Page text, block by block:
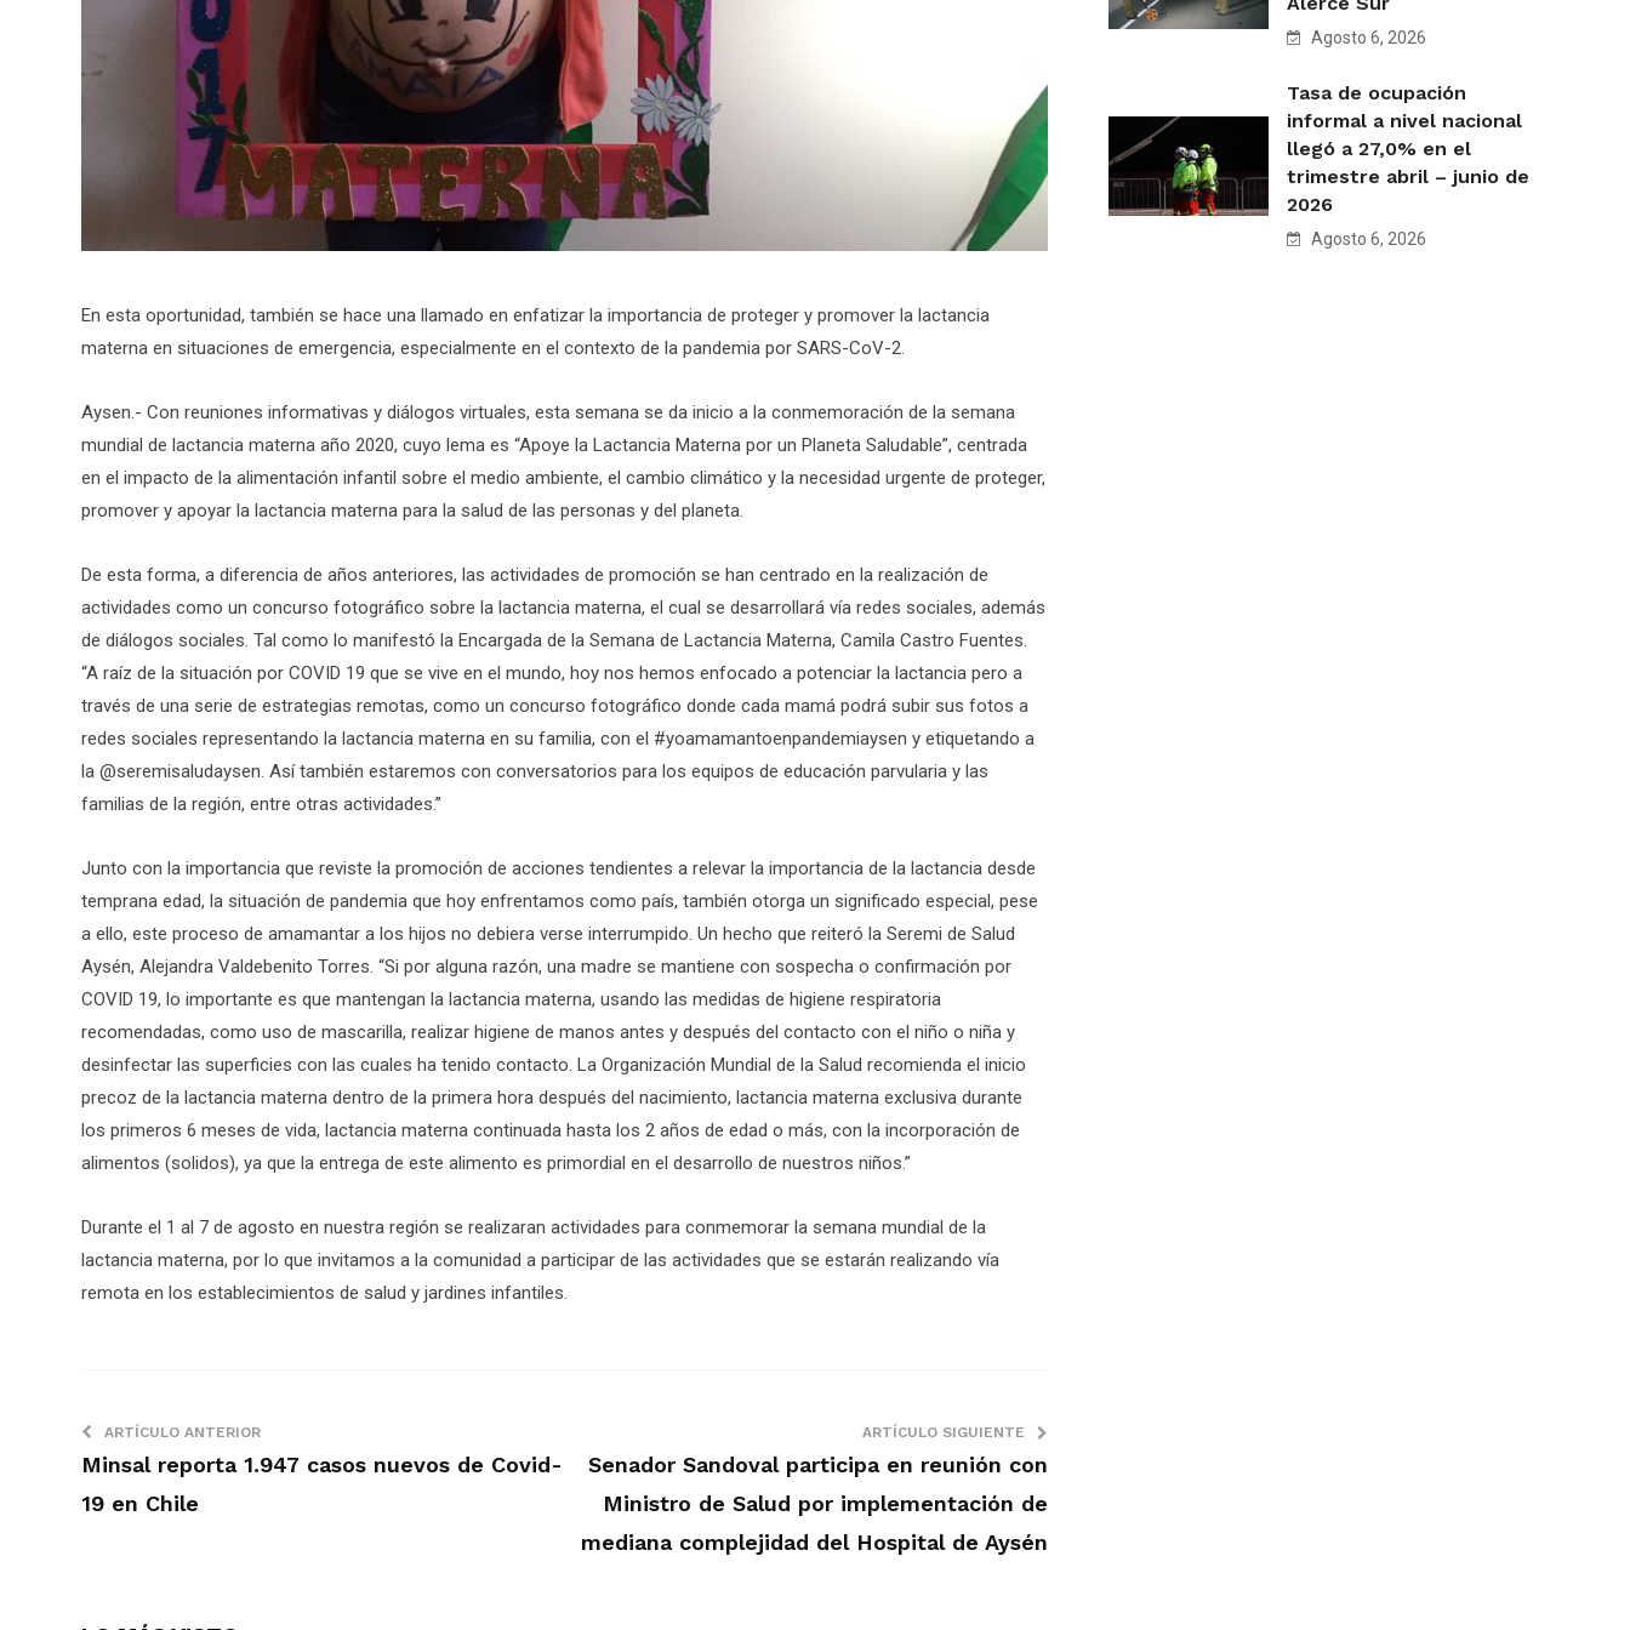
En esta oportunidad, también se hace una llamado en enfatizar la importancia de proteger y promover la lactancia
materna en situaciones de emergencia, especialmente en el contexto de la pandemia por SARS-CoV-2.
Aysen.- Con reuniones informativas y diálogos virtuales, esta semana se da inicio a la conmemoración de la semana
mundial de lactancia materna año 2020, cuyo lema es “Apoye la Lactancia Materna por un Planeta Saludable”, centrada
en el impacto de la alimentación infantil sobre el medio ambiente, el cambio climático y la necesidad urgente de proteger,
promover y apoyar la lactancia materna para la salud de las personas y del planeta.
De esta forma, a diferencia de años anteriores, las actividades de promoción se han centrado en la realización de
actividades como un concurso fotográfico sobre la lactancia materna, el cual se desarrollará vía redes sociales, además
de diálogos sociales. Tal como lo manifestó la Encargada de la Semana de Lactancia Materna, Camila Castro Fuentes.
“A raíz de la situación por COVID 19 que se vive en el mundo, hoy nos hemos enfocado a potenciar la lactancia pero a
través de una serie de estrategias remotas, como un concurso fotográfico donde cada mamá podrá subir sus fotos a
redes sociales representando la lactancia materna en su familia, con el #yoamamantoenpandemiaysen y etiquetando a
la @seremisaludaysen. Así también estaremos con conversatorios para los equipos de educación parvularia y las
familias de la región, entre otras actividades.”
Junto con la importancia que reviste la promoción de acciones tendientes a relevar la importancia de la lactancia desde
temprana edad, la situación de pandemia que hoy enfrentamos como país, también otorga un significado especial, pese
a ello, este proceso de amamantar a los hijos no debiera verse interrumpido. Un hecho que reiteró la Seremi de Salud
Aysén, Alejandra Valdebenito Torres. “Si por alguna razón, una madre se mantiene con sospecha o confirmación por
COVID 19, lo importante es que mantengan la lactancia materna, usando las medidas de higiene respiratoria
recomendadas, como uso de mascarilla, realizar higiene de manos antes y después del contacto con el niño o niña y
desinfectar las superficies con las cuales ha tenido contacto. La Organización Mundial de la Salud recomienda el inicio
precoz de la lactancia materna dentro de la primera hora después del nacimiento, lactancia materna exclusiva durante
los primeros 6 meses de vida, lactancia materna continuada hasta los 2 años de edad o más, con la incorporación de
alimentos (solidos), ya que la entrega de este alimento es primordial en el desarrollo de nuestros niños.”
Durante el 1 al 7 de agosto en nuestra región se realizaran actividades para conmemorar la semana mundial de la
lactancia materna, por lo que invitamos a la comunidad a participar de las actividades que se estarán realizando vía
remota en los establecimientos de salud y jardines infantiles.
ARTÍCULO ANTERIOR
Minsal reporta 1.947 casos nuevos de Covid-
19 en Chile
ARTÍCULO SIGUIENTE
Senador Sandoval participa en reunión con
Ministro de Salud por implementación de
mediana complejidad del Hospital de Aysén
Agosto 6, 2026
Tasa de ocupación
informal a nivel nacional
llegó a 27,0% en el
trimestre abril – junio de
2026
Agosto 6, 2026